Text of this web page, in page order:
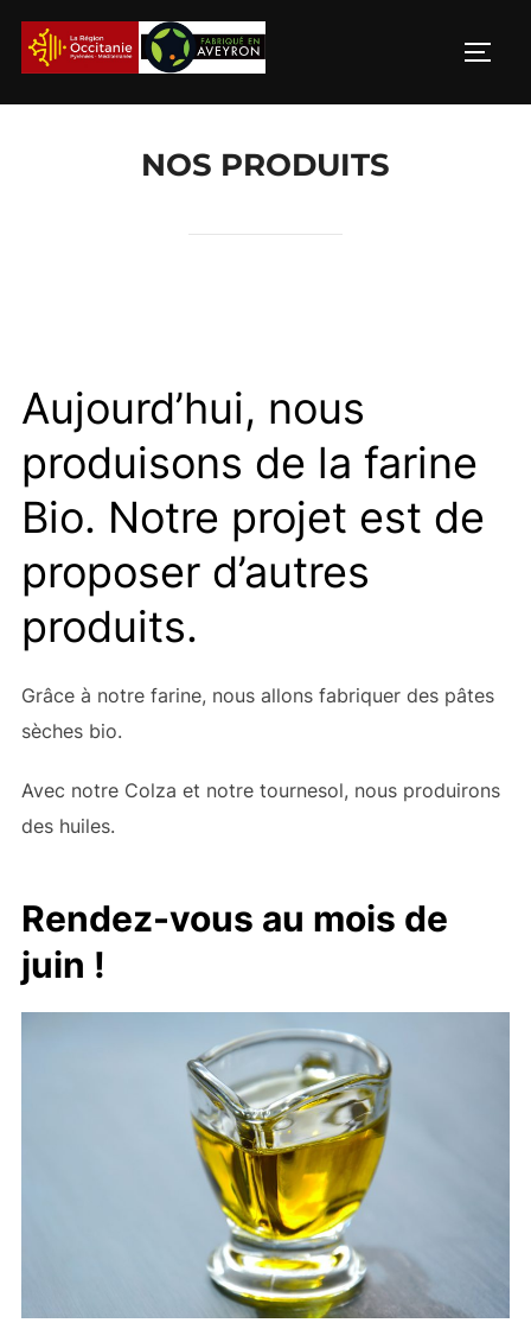
Aller
NOS PRODUITS
Aujourd’hui, nous
produisons de la farine
Bio. Notre projet est de
proposer d’autres
produits.
Grâce à notre farine, nous allons fabriquer des pâtes
sèches bio.
Avec notre Colza et notre tournesol, nous produirons
des huiles.
Rendez-vous au mois de
juin !